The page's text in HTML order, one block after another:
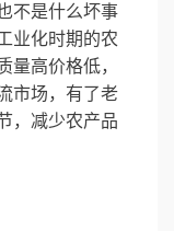
不是什么坏事
业化时期的农
量高价格低，
市场，有了老
，减少农产品